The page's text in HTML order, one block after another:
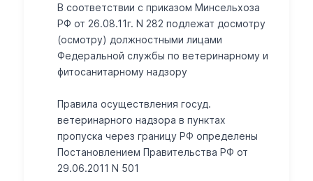
В соответствии с приказом Минсельхоза
РФ от 26.08.11г. N 282 подлежат досмотру
(осмотру) должностными лицами
Федеральной службы по ветеринарному и
фитосанитарному надзору
Правила осуществления госуд.
ветеринарного надзора в пунктах
пропуска через границу РФ определены
Постановлением Правительства РФ от
29.06.2011 N 501